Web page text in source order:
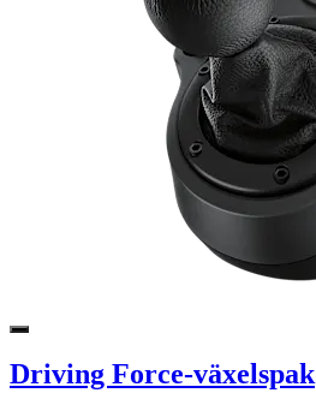
Driving Force-växelspak